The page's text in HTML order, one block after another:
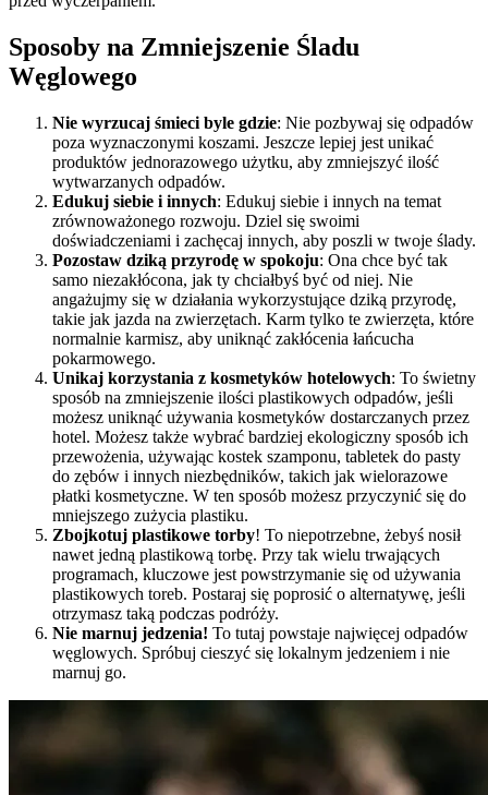
Sposoby na Zmniejszenie Śladu
Węglowego
Nie wyrzucaj śmieci byle gdzie: Nie pozbywaj się odpadów
poza wyznaczonymi koszami. Jeszcze lepiej jest unikać
produktów jednorazowego użytku, aby zmniejszyć ilość
wytwarzanych odpadów.
Edukuj siebie i innych: Edukuj siebie i innych na temat
zrównoważonego rozwoju. Dziel się swoimi
doświadczeniami i zachęcaj innych, aby poszli w twoje ślady.
Pozostaw dziką przyrodę w spokoju: Ona chce być tak
samo niezakłócona, jak ty chciałbyś być od niej. Nie
angażujmy się w działania wykorzystujące dziką przyrodę,
takie jak jazda na zwierzętach. Karm tylko te zwierzęta, które
normalnie karmisz, aby uniknąć zakłócenia łańcucha
pokarmowego.
Unikaj korzystania z kosmetyków hotelowych: To świetny
sposób na zmniejszenie ilości plastikowych odpadów, jeśli
możesz uniknąć używania kosmetyków dostarczanych przez
hotel. Możesz także wybrać bardziej ekologiczny sposób ich
przewożenia, używając kostek szamponu, tabletek do pasty
do zębów i innych niezbędników, takich jak wielorazowe
płatki kosmetyczne. W ten sposób możesz przyczynić się do
mniejszego zużycia plastiku.
Zbojkotuj plastikowe torby! To niepotrzebne, żebyś nosił
nawet jedną plastikową torbę. Przy tak wielu trwających
programach, kluczowe jest powstrzymanie się od używania
plastikowych toreb. Postaraj się poprosić o alternatywę, jeśli
otrzymasz taką podczas podróży.
Nie marnuj jedzenia! To tutaj powstaje najwięcej odpadów
węglowych. Spróbuj cieszyć się lokalnym jedzeniem i nie
marnuj go.